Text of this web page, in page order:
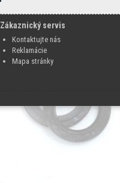
Zákaznický servis
Kontaktujte nás
Reklamácie
Mapa stránky